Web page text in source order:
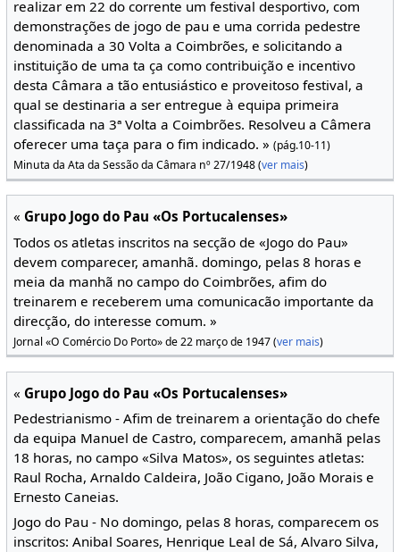
realizar em 22 do corrente um festival desportivo, com
demonstrações de jogo de pau e uma corrida pedestre
denominada a 30 Volta a Coimbrões, e solicitando a
instituição de uma ta ça como contribuição e incentivo
desta Câmara a tão entusiástico e proveitoso festival, a
qual se destinaria a ser entregue à equipa primeira
classificada na 3ª Volta a Coimbrões. Resolveu a Câmera
oferecer uma taça para o fim indicado. »(pág.10-11)
Minuta da Ata da Sessão da Câmara nº 27/1948 (ver mais)
«Grupo Jogo do Pau «Os Portucalenses»
Todos os atletas inscritos na secção de «Jogo do Pau»
devem comparecer, amanhã. domingo, pelas 8 horas e
meia da manhã no campo do Coimbrões, afim do
treinarem e receberem uma comunicacão importante da
direcção, do interesse comum. »
Jornal «O Comércio Do Porto» de 22 março de 1947 (ver mais)
«Grupo Jogo do Pau «Os Portucalenses»
Pedestrianismo - Afim de treinarem a orientação do chefe
da equipa Manuel de Castro, comparecem, amanhã pelas
18 horas, no campo «Silva Matos», os seguintes atletas:
Raul Rocha, Arnaldo Caldeira, João Cigano, João Morais e
Ernesto Caneias.
Jogo do Pau - No domingo, pelas 8 horas, comparecem os
inscritos: Anibal Soares, Henrique Leal de Sá, Alvaro Silva,